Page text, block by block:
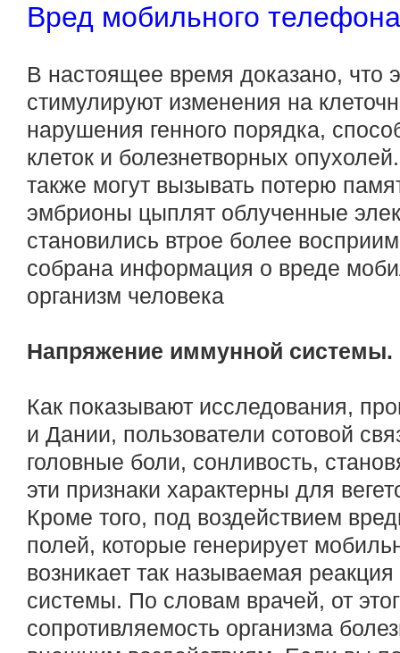
Вред мобильного
В настоящее время доказано, что
стимулируют изменения на
нарушения генного порядка,
клеток и болезнетворных
также могут вызывать потерю
эмбрионы цыплят облученные
становились втрое более
собрана информация о вреде
организм человека
Напряжение иммунной системы.
Как показывают исследования,
и Дании, пользователи сотовой
головные боли, сонливость,
эти признаки характерны для
Кроме того, под воздействием
полей, которые генерирует
возникает так называемая
системы. По словам врачей, от
сопротивляемость организма